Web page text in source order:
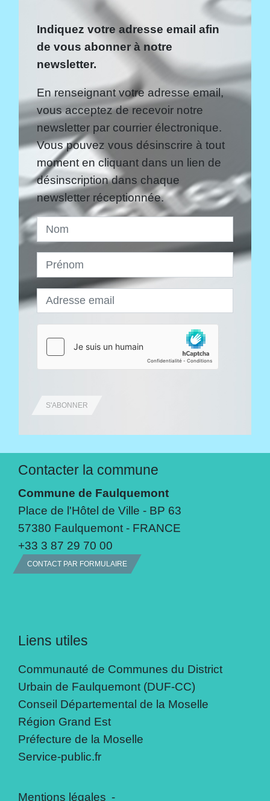
Indiquez votre adresse email afin
de vous abonner à notre
newsletter.
En renseignant votre adresse email,
vous acceptez de recevoir notre
newsletter par courrier électronique.
Vous pouvez vous désinscrire à tout
moment en cliquant dans un lien de
désinscription dans chaque
newsletter réceptionnée.
S'ABONNER
Contacter la commune
Commune de Faulquemont
Place de l'Hôtel de Ville - BP 63
57380 Faulquemont - FRANCE
+33 3 87 29 70 00
CONTACT PAR FORMULAIRE
Liens utiles
Communauté de Communes du District
Urbain de Faulquemont (DUF-CC)
Conseil Départemental de la Moselle
Région Grand Est
Préfecture de la Moselle
Service-public.fr
Mentions légales -